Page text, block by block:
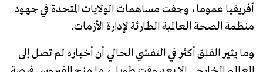
أفريقيا عموما، وجفت مساهمات الولايات المتحدة في جهود
منظمة الصحة العالمية الطارئة لإدارة الأزمات.
وما يثير القلق أكثر في التفشي الحالي أن أخباره لم تصل إلى